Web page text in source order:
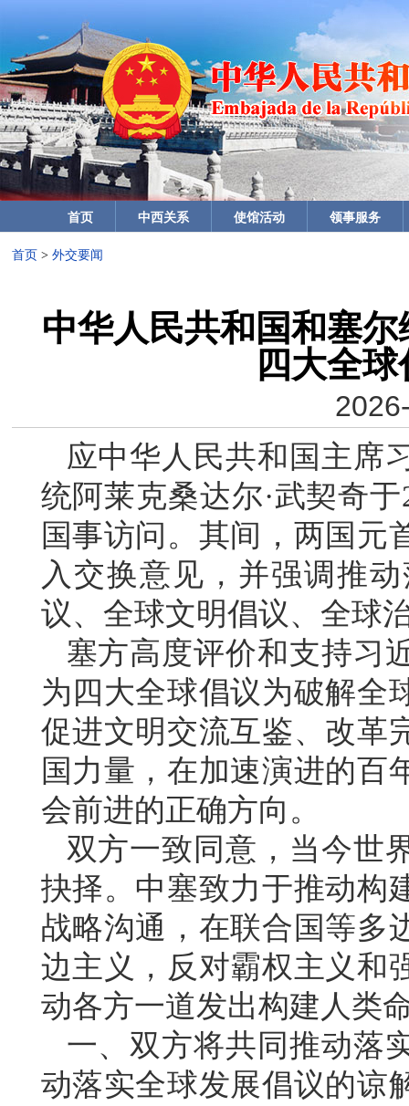
首页 中西关系 使馆活动 领事服务
首页 > 外交要闻
中华人民共和国和塞
四大全
应中华人民共和国主席
统阿莱克桑达尔·武契奇
国事访问。其间，两国元
入交换意见，并强调推
议、全球文明倡议、全球
塞方高度评价和支持习
为四大全球倡议为破解全
促进文明交流互鉴、改革
国力量，在加速演进的百
会前进的正确方向。
双方一致同意，当今世
抉择。中塞致力于推动构
战略沟通，在联合国等多
边主义，反对霸权主义和
动各方一道发出构建人类
一、双方将共同推动落
动落实全球发展倡议的谅